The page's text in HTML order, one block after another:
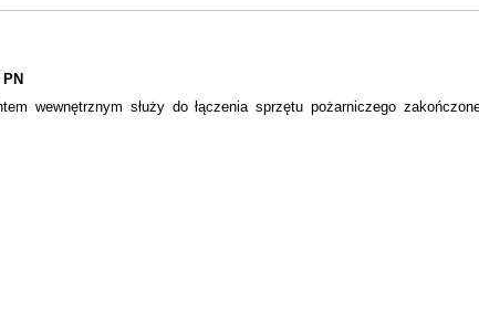
wewnętrznym służy do łączenia sprzętu pożarniczego